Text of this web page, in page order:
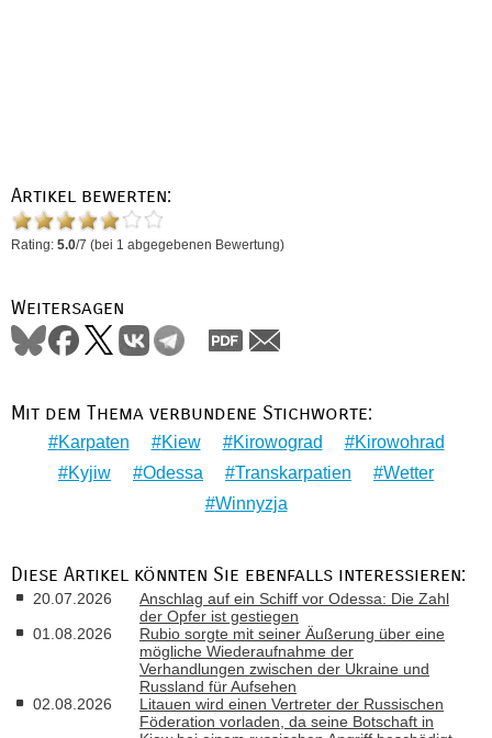
Artikel bewerten:
Rating: 5.0/7 (bei 1 abgegebenen Bewertung)
Weitersagen
Mit dem Thema verbundene Stichworte:
Karpaten Kiew Kirowograd
Kirowohrad
Kyjiw
Odessa Transkarpatien
Wetter
Winnyzja
Diese Artikel könnten Sie ebenfalls interessieren:
20.07.2026
Anschlag auf ein Schiff vor Odessa: Die Zahl
der Opfer ist gestiegen
01.08.2026
Rubio sorgte mit seiner Äußerung über eine
mögliche Wiederaufnahme der
Verhandlungen zwischen der Ukraine und
Russland für Aufsehen
02.08.2026
Litauen wird einen Vertreter der Russischen
Föderation vorladen, da seine Botschaft in